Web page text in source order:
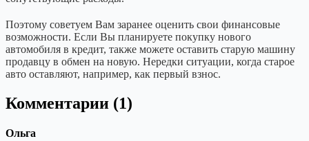
Поэтому советуем Вам заранее оценить свои финансовые
возможности. Если Вы планируете покупку нового
автомобиля в кредит, также можете оставить старую машину
продавцу в обмен на новую. Нередки ситуации, когда старое
авто оставляют, например, как первый взнос.
Комментарии (1)
Ольга